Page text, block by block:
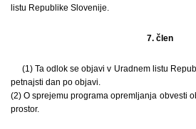
listu Republike Slovenije.
7. člen
(1) Ta odlok se objavi v Uradnem listu
petnajsti dan po objavi.
(2) O sprejemu programa opremljanja obvesti
prostor.